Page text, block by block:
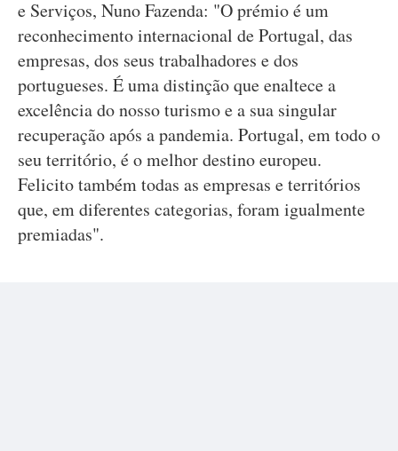
e Serviços, Nuno Fazenda: "O prémio é um
reconhecimento internacional de Portugal, das
empresas, dos seus trabalhadores e dos
portugueses. É uma distinção que enaltece a
excelência do nosso turismo e a sua singular
recuperação após a pandemia. Portugal, em todo o
seu território, é o melhor destino europeu.
Felicito também todas as empresas e territórios
que, em diferentes categorias, foram igualmente
premiadas".